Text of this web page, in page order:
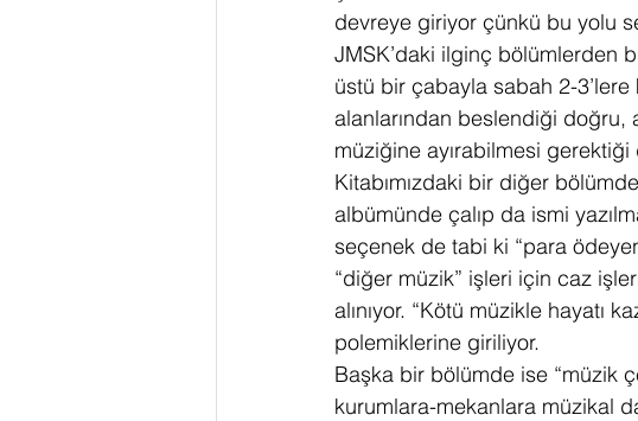
devreye giriyor çünkü bu yolu
JMSK’daki ilginç bölümlerden
üstü bir çabayla sabah 2-
alanlarından beslendiği
müziğine ayırabilmesi
Kitabımızdaki bir diğer
albümünde çalıp da ismi
seçenek de tabi ki “para
“diğer müzik” işleri için caz
alınıyor. “Kötü müzikle hayatı
polemiklerine giriliyor.
Başka bir bölümde ise “müzik
kurumlara-mekanlara müzikal